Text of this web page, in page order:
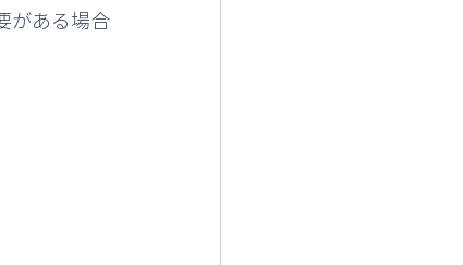
がある場合